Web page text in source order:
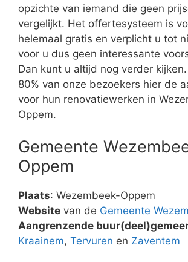
opzichte van iemand die geen
vergelijkt. Het offertesysteem is
helemaal gratis en verplicht u tot
voor u dus geen interessante
Dan kunt u altijd nog verder
80% van onze bezoekers hier de
voor hun renovatiewerken in
Oppem.
Gemeente
Oppem
Plaats: Wezembeek-Oppem
Website van de Gemeente
Aangrenzende
Kraainem, Tervuren en Zaventem